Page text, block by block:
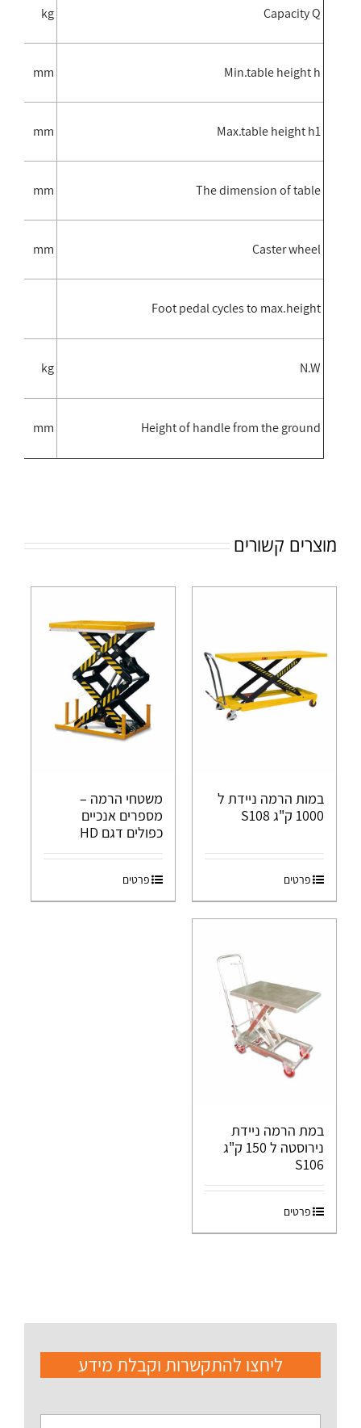
Capacity Q
kg
Min.table height h
mm
Max.table height h1
mm
The dimension of table
mm
Caster wheel
mm
Foot pedal cycles to max.height
N.W
kg
Height of handle from the ground
mm
מוצרים קשורים
במות הרמה ניידת ל
1000 ק"ג S108
פרטים
משטחי הרמה –
מספרים אנכיים
כפולים דגם HD
פרטים
במת הרמה ניידת
נירוסטה ל 150 ק"ג
S106
פרטים
ליחצו להתקשרות וקבלת מידע